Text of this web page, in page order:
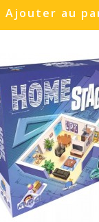
Ajouter au